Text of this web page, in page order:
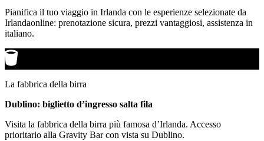
Pianifica il tuo viaggio in Irlanda con le esperienze selezionate da
Irlandaonline: prenotazione sicura, prezzi vantaggiosi, assistenza in
italiano.
La fabbrica della birra
Dublino: biglietto d’ingresso salta fila
Visita la fabbrica della birra più famosa d’Irlanda. Accesso
prioritario alla Gravity Bar con vista su Dublino.